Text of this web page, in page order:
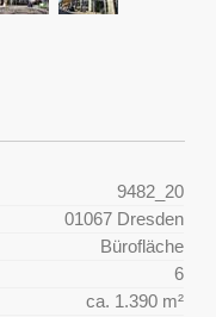
9482_20
01067 Dresden
Bürofläche
6
ca. 1.390 m²